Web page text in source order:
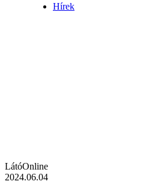
Hírek
LátóOnline
2024.06.04